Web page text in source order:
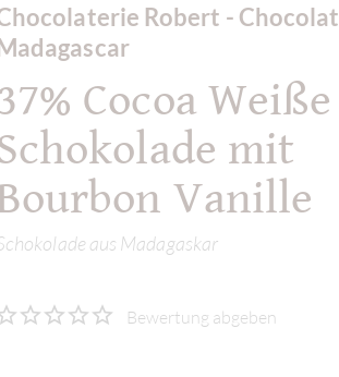
Robert - Chocolat
Cocoa Weiße
mit
Vanille
aus Madagaskar
Bewertung abgeben